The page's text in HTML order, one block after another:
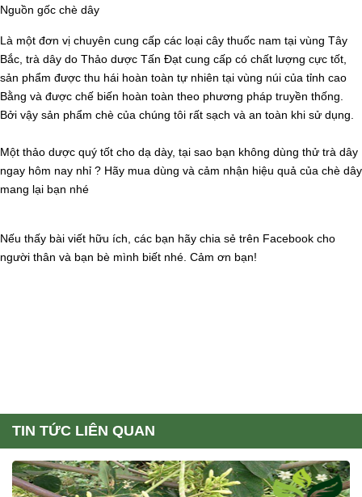
Nguồn gốc chè dây
Là một đơn vị chuyên cung cấp các loại cây thuốc nam tại vùng Tây
Bắc, trà dây do Thảo dược Tấn Đạt cung cấp có chất lượng cực tốt,
sản phẩm được thu hái hoàn toàn tự nhiên tại vùng núi của tỉnh cao
Bằng và được chế biến hoàn toàn theo phương pháp truyền thống.
Bởi vậy sản phẩm chè của chúng tôi rất sạch và an toàn khi sử dụng.
Một thảo dược quý tốt cho dạ dày, tại sao bạn không dùng thử trà dây
ngay hôm nay nhỉ ? Hãy mua dùng và cảm nhận hiệu quả của chè dây
mang lại bạn nhé
Nếu thấy bài viết hữu ích, các bạn hãy chia sẻ trên Facebook cho
người thân và bạn bè mình biết nhé. Cảm ơn bạn!
TIN TỨC LIÊN QUAN